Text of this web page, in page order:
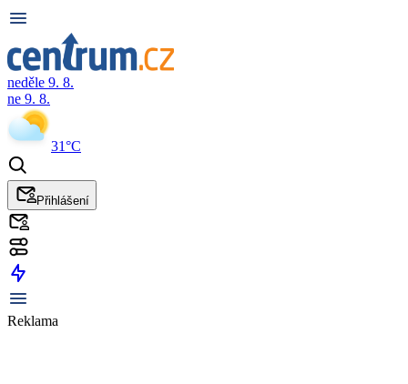
neděle 9. 8.
ne 9. 8.
31°C
Přihlášení
Reklama